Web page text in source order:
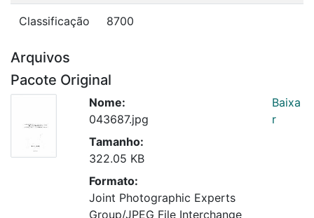
Classificação 8700
Arquivos
Pacote Original
Nome:
043687.jpg
Tamanho:
322.05 KB
Formato:
Joint Photographic Experts
Group/JPEG File Interchange
Baixa
r